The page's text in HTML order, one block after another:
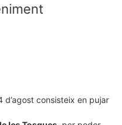
consisteix en pujar